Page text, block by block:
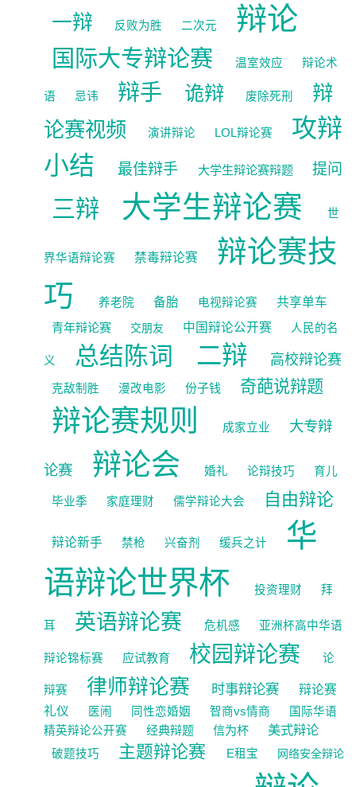
一辩 反败为胜 二次元 辩论
国际大专辩论赛 温室效应 辩论术
语 忌讳 辩手 诡辩 废除死刑
辩
论赛视频
演讲辩论 LOL辩论赛
攻辩
小结
最佳辩手 大学生辩论赛辩题 提问
三辩 大学生辩论赛 世
界华语辩论赛 禁毒辩论赛
辩论赛技
巧
养老院 备胎 电视辩论赛
共享单车
青年辩论赛
交朋友 中国辩论公开赛 人民的名
义 总结陈词 二辩 高校辩论赛
克敌制胜 漫改电影 份子钱 奇葩说辩题
辩论赛规则 成家立业 大专辩
论赛 辩论会 婚礼 论辩技巧 育儿
毕业季 家庭理财 儒学辩论大会 自由辩论
辩论新手 禁枪 兴奋剂 缓兵之计
华
语辩论世界杯
投资理财 拜
耳 英语辩论赛 危机感 亚洲杯高中华语
辩论锦标赛 应试教育 校园辩论赛 论
辩赛 律师辩论赛 时事辩论赛
辩论赛
礼仪
医闹 同性恋婚姻 智商vs情商
国际华语
精英辩论公开赛
经典辩题 信为杯 美式辩论
破题技巧 主题辩论赛 E租宝 网络安全辩论